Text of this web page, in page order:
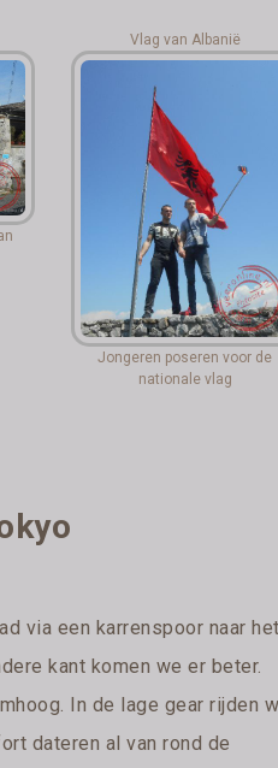
Vlag van Albanië
Jongeren poseren voor de
nationale vlag
via een karrenspoor naar het
kant komen we er beter.
In de lage gear rijden
dateren al van rond de